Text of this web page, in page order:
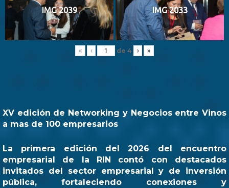
IMG 2039 IMG 2033
« ‹ de 4 › »
XV edición de Networking y Negocios entre Vinos
a mas de 100 empresarios
La primera edición del 2026 del encuentro
empresarial de la RIN contó con destacados
invitados del sector empresarial y de inversión
pública, fortaleciendo conexiones y